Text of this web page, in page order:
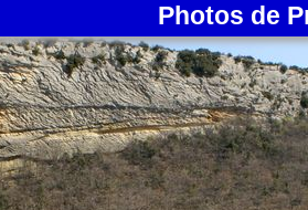
Carpentras
Gordes
Le Luberon
Mont Ventoux
Orange
Photos de